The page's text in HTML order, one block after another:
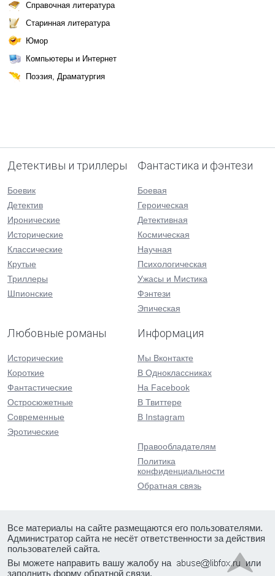
Справочная литература
Старинная литература
Юмор
Компьютеры и Интернет
Поэзия, Драматургия
Детективы и триллеры
Боевик
Детектив
Иронические
Исторические
Классические
Крутые
Триллеры
Шпионские
Фантастика и фэнтези
Боевая
Героическая
Детективная
Космическая
Научная
Психологическая
Ужасы и Мистика
Фэнтези
Эпическая
Любовные романы
Исторические
Короткие
Фантастические
Остросюжетные
Современные
Эротические
Информация
Мы Вконтакте
В Одноклассниках
На Facebook
В Твиттере
В Instagram
Правообладателям
Политика
конфиденциальности
Обратная связь
Все материалы на сайте размещаются его пользователями.
Администратор сайта не несёт ответственности за действия
пользователей сайта.
Вы можете направить вашу жалобу на
или
заполнить форму обратной связи.